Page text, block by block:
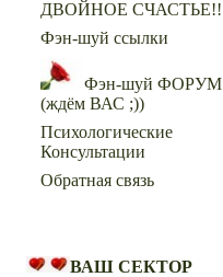
ДВОЙНОЕ СЧАСТЬЕ!!
Фэн-шуй ссылки
Фэн-шуй ФОРУМ
(ждём ВАС ;))
Психологические
Консультации
Обратная связь
ВАШ СЕКТОР